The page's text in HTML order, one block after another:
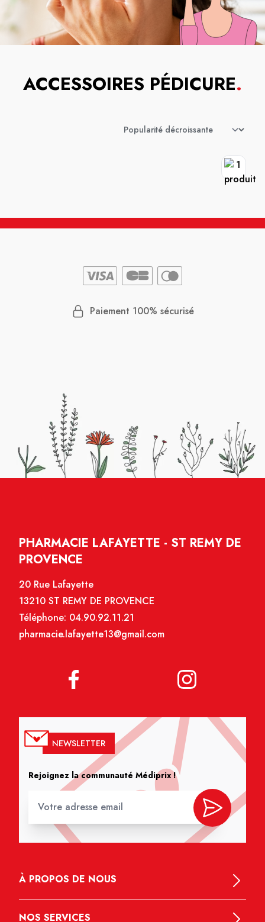
ACCESSOIRES PÉDICURE.
Paiement 100% sécurisé
PHARMACIE LAFAYETTE - ST REMY DE
PROVENCE
20 Rue Lafayette
13210 ST REMY DE PROVENCE
Téléphone: 04.90.92.11.21
pharmacie.lafayette13@gmail.com
NEWSLETTER
Rejoignez la communauté Médiprix !
À PROPOS DE NOUS
NOS SERVICES